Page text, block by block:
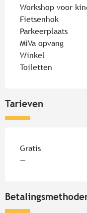
Workshop voor
Fietsenhok
Parkeerplaats
MiVa opvang
Winkel
Toiletten
Tarieven
Tarieven 2026
Gratis
—